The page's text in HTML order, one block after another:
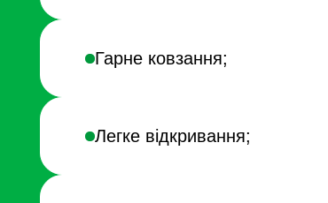
Гарне ковзання;
Легке відкривання;